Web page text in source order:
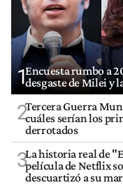
1Encuesta rumbo a
desgaste de Milei y
2Tercera Guerra
cuáles serían los
derrotados
3La historia real de
película de Netflix
descuartizó a su